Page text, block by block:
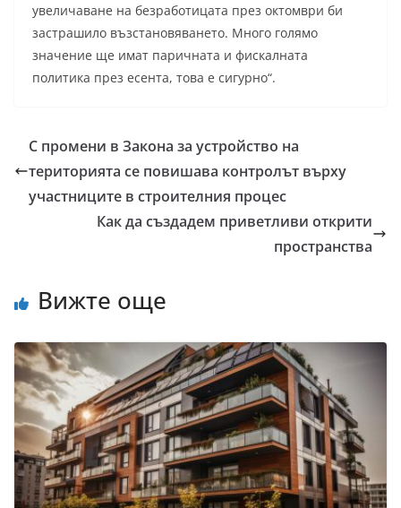
увеличаване на безработицата през октомври би
застрашило възстановяването. Много голямо
значение ще имат паричната и фискалната
политика през есента, това е сигурно“.
С промени в Закона за устройство на
територията се повишава контролът върху
участниците в строителния процес
Как да създадем приветливи открити
пространства
Вижте още